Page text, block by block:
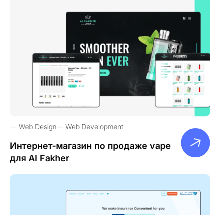
Web Design Web Development
Интернет-магазин по продаже vape
для Al Fakher